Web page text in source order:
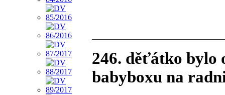
246. děťátko bylo
babyboxu na